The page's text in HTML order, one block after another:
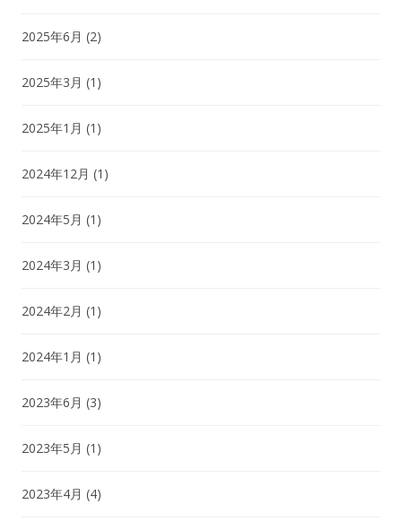
2025年6月 (2)
2025年3月 (1)
2025年1月 (1)
2024年12月 (1)
2024年5月 (1)
2024年3月 (1)
2024年2月 (1)
2024年1月 (1)
2023年6月 (3)
2023年5月 (1)
2023年4月 (4)